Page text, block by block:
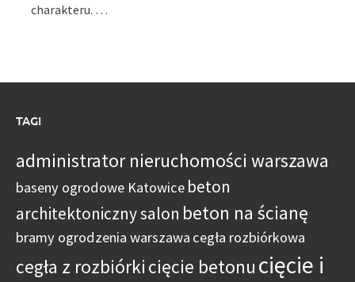
charakteru. …
TAGI
administrator nieruchomości warszawa
baseny ogrodowe Katowice beton
architektoniczny salon beton na ścianę
bramy ogrodzenia warszawa cegła rozbiórkowa
cegła z rozbiórki cięcie betonu cięcie i